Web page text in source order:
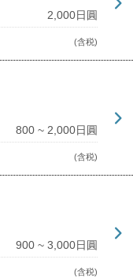
2,000日圓
(含税)
800 ~ 2,000日圓
(含税)
900 ~ 3,000日圓
(含税)